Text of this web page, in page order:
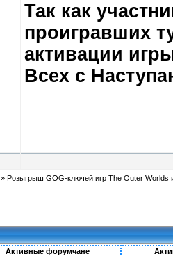
Так как
проигравших
активации
Всех с
» Розыгрыш GOG-ключей игр The Outer Worlds
Активные форумчане